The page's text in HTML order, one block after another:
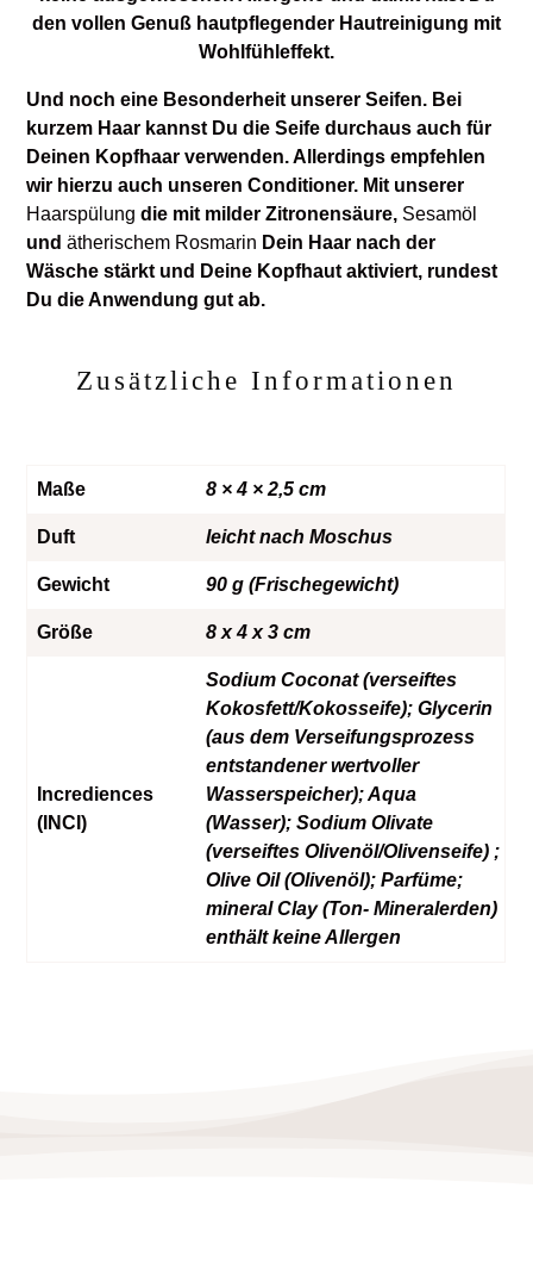
den vollen Genuß hautpflegender Hautreinigung mit
Wohlfühleffekt.
Und noch eine Besonderheit unserer Seifen. Bei
kurzem Haar kannst Du die Seife durchaus auch für
Deinen Kopfhaar verwenden. Allerdings empfehlen
wir hierzu auch unseren Conditioner. Mit unserer
Haarspülung die mit milder Zitronensäure, Sesamöl
undätherischem Rosmarin Dein Haar nach der
Wäsche stärkt und Deine Kopfhaut aktiviert, rundest
Du die Anwendung gut ab.
Zusätzliche Informationen
Maße 8 × 4 × 2,5 cm
Duft leicht nach Moschus
Gewicht 90 g (Frischegewicht)
Größe 8 x 4 x 3 cm
Incrediences
(INCI)
Sodium Coconat (verseiftes
Kokosfett/Kokosseife); Glycerin
(aus dem Verseifungsprozess
entstandener wertvoller
Wasserspeicher); Aqua
(Wasser); Sodium Olivate
(verseiftes Olivenöl/Olivenseife) ;
Olive Oil (Olivenöl); Parfüme;
mineral Clay (Ton- Mineralerden)
enthält keine Allergen